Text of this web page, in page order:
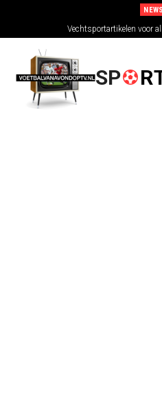
NEWS
Vechtsportartikelen voor
SP